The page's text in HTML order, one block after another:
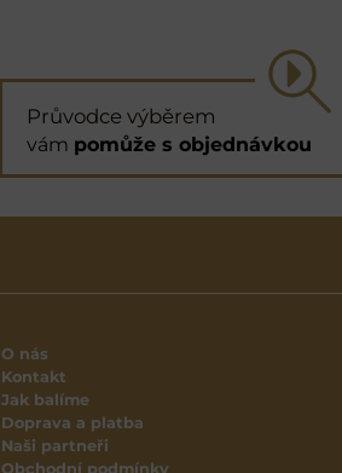
Průvodce výběrem
vám pomůže s objednávkou
O nás
Kontakt
Jak balíme
Doprava a platba
Naši partneři
Obchodní podmínky